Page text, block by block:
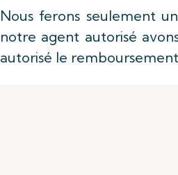
Nous ferons seulement
notre agent autorisé
autorisé le